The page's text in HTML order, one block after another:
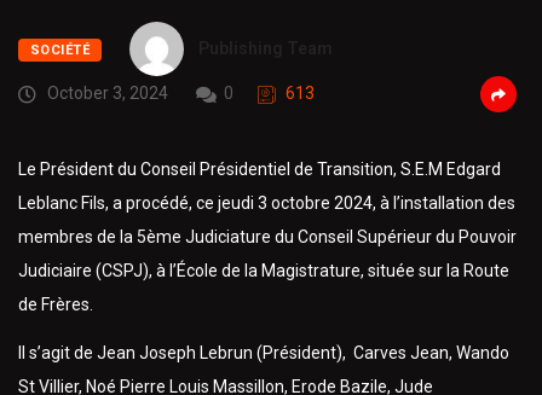
SOCIÉTÉ
October 3, 2024 0 613
Le Président du Conseil Présidentiel de Transition, S.E.M Edgard
Leblanc Fils, a procédé, ce jeudi 3 octobre 2024, à l’installation des
membres de la 5ème Judiciature du Conseil Supérieur du Pouvoir
Judiciaire (CSPJ), à l’École de la Magistrature, située sur la Route
de Frères.
Il s’agit de Jean Joseph Lebrun (Président), Carves Jean, Wando
St Villier, Noé Pierre Louis Massillon, Erode Bazile, Jude